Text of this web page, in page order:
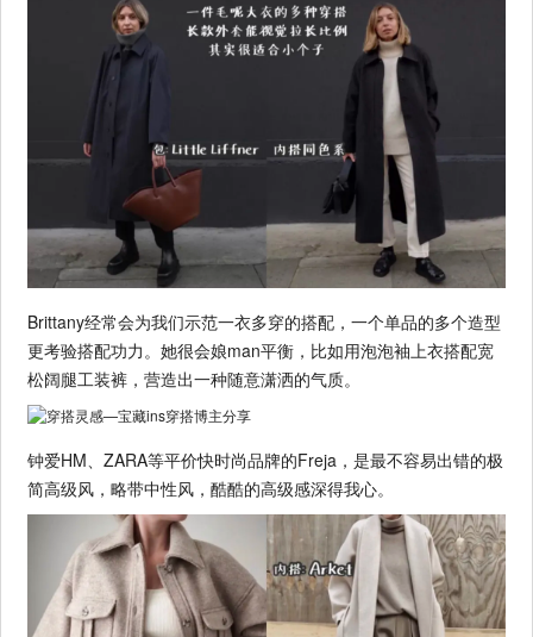
Brittany经常会为我们示范一衣多穿的搭配，一个单品的多个造型
更考验搭配功力。她很会娘man平衡，比如用泡泡袖上衣搭配宽
松阔腿工装裤，营造出一种随意潇洒的气质。
钟爱HM、ZARA等平价快时尚品牌的Freja，是最不容易出错的极
简高级风，略带中性风，酷酷的高级感深得我心。